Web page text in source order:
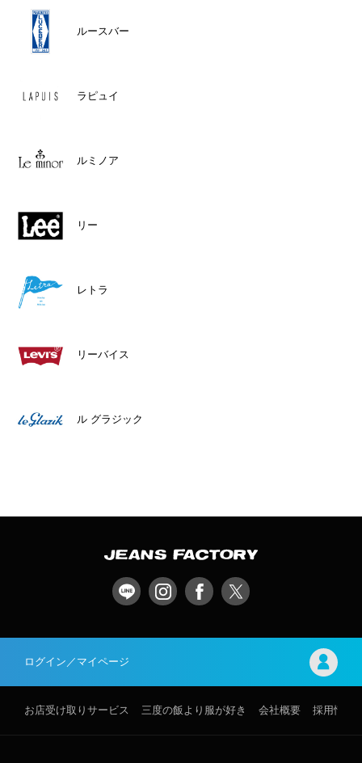
ルースバー
ラピュイ
ルミノア
リー
レトラ
リーバイス
ル グラジック
ログイン／マイページ
お店受け取りサービス 三度の飯より服が好き 会社概要 採用情報